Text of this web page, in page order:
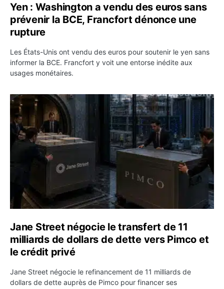
Yen : Washington a vendu des euros sans
prévenir la BCE, Francfort dénonce une
rupture
Les États-Unis ont vendu des euros pour soutenir le yen sans
informer la BCE. Francfort y voit une entorse inédite aux
usages monétaires.
Jane Street négocie le transfert de 11 milliards de
Jane Street négocie le transfert de 11
milliards de dollars de dette vers Pimco et
le crédit privé
Jane Street négocie le refinancement de 11 milliards de
dollars de dette auprès de Pimco pour financer ses